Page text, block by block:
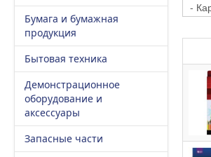
Бумага и бумажная
продукция
Бытовая техника
Демонстрационное
оборудование и
аксессуары
Запасные части